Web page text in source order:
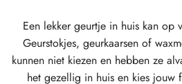
Een lekker geurtje in huis kan op
Geurstokjes, geurkaarsen of
kunnen niet kiezen en hebben ze
het gezellig in huis en kies jouw